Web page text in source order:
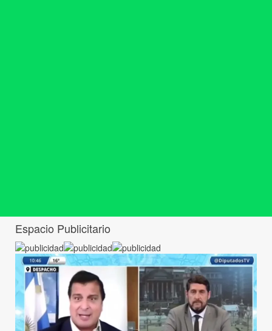
Espacio Publicitario